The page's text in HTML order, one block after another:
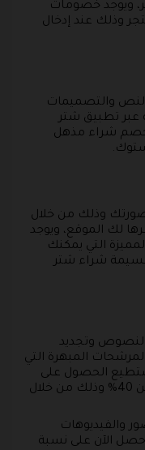
ويوجد خصومات
وذلك عند إدخال
والتصميمات
تطبيق شتر
شراء مذهل
وذلك من خلال
لك الموقع، ويوجد
التي يمكنك
شراء شتر
وتجديد
المبهرة التي
الحصول على
تخفيض مرتفع قد يصل إلى أكثر من 40% وذلك من خلال
والفيديوهات
الآن على نسبة